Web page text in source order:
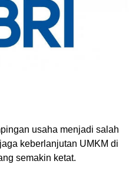
usaha menjadi salah
keberlanjutan UMKM di
semakin ketat.